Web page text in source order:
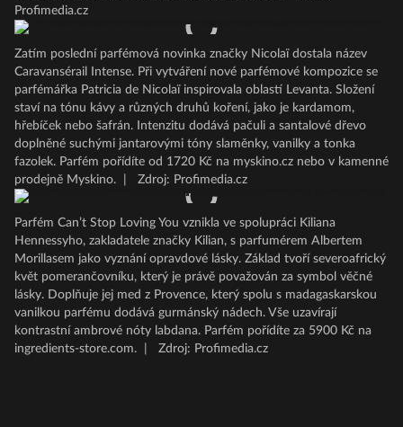
Profimedia.cz
Zatím poslední parfémová novinka značky Nicolaï dostala název
Caravansérail Intense. Při vytváření nové parfémové kompozice se
parfémářka Patricia de Nicolaï inspirovala oblastí Levanta. Složení
staví na tónu kávy a různých druhů koření, jako je kardamom,
hřebíček nebo šafrán. Intenzitu dodává pačuli a santalové dřevo
doplněné suchými jantarovými tóny slaměnky, vanilky a tonka
fazolek. Parfém pořídíte od 1720 Kč na myskino.cz nebo v kamenné
prodejně Myskino.
Zdroj: Profimedia.cz
Parfém Can’t Stop Loving You vznikla ve spolupráci Kiliana
Hennessyho, zakladatele značky Kilian, s parfumérem Albertem
Morillasem jako vyznání opravdové lásky. Základ tvoří severoafrický
květ pomerančovníku, který je právě považován za symbol věčné
lásky. Doplňuje jej med z Provence, který spolu s madagaskarskou
vanilkou parfému dodává gurmánský nádech. Vše uzavírají
kontrastní ambrové nóty labdana. Parfém pořídíte za 5900 Kč na
ingredients-store.com.
Zdroj: Profimedia.cz